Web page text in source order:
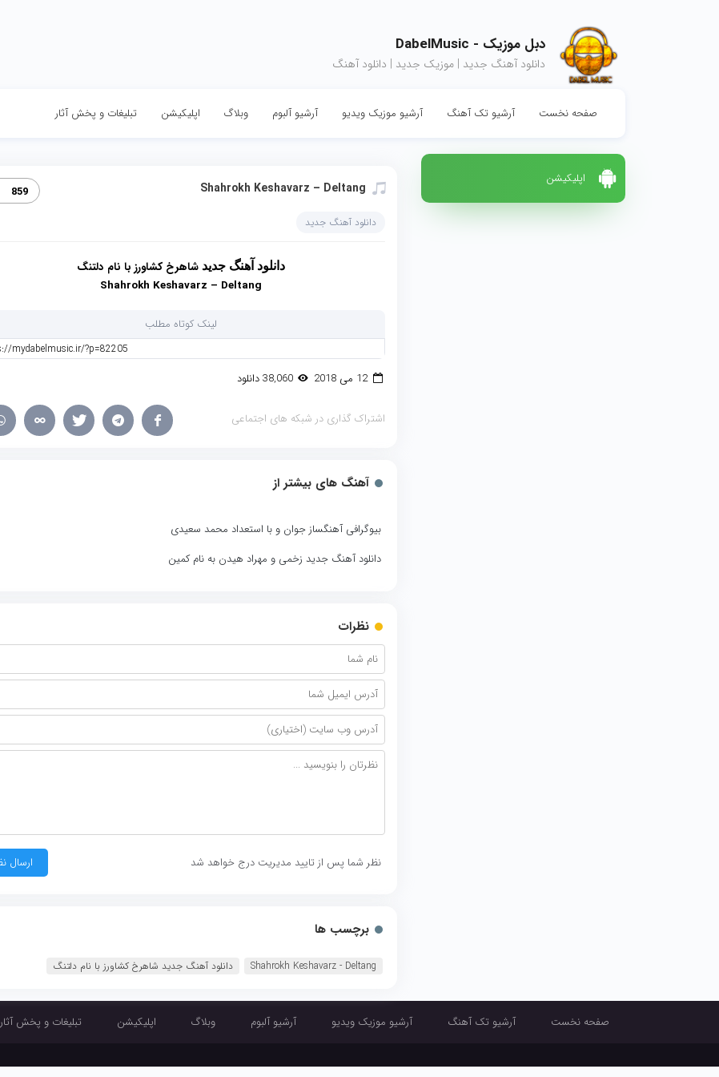
دبل موزیک - DabelMusic
دانلود آهنگ جدید | موزیک جدید | دانلود آهنگ
صفحه نخست آرشیو تک آهنگ آرشیو موزیک ویدیو آرشیو آلبوم وبلاگ اپلیکیشن تبلیغات و پخش آثار
اپلیکیشن
Shahrokh Keshavarz – Deltang‏
859
دانلود آهنگ جدید
دانلود آهنگ جدید شاهرخ کشاورز با نام دلتنگ
Shahrokh Keshavarz – Deltang
لینک کوتاه مطلب
12 می 2018 38,060 دانلود
اشتراک گذاری در شبکه های اجتماعی
آهنگ های بیشتر از
بیوگرافی آهنگساز جوان و با استعداد محمد سعیدی
دانلود آهنگ جدید زخمی و مهراد هیدن به نام کمین
نظرات
نظر شما پس از تایید مدیریت درج خواهد شد
برچسب ها
Shahrokh Keshavarz - Deltang‏ دانلود آهنگ جدید شاهرخ کشاورز با نام دلتنگ
صفحه نخست آرشیو تک آهنگ آرشیو موزیک ویدیو آرشیو آلبوم وبلاگ اپلیکیشن تبلیغات و پخش آثار